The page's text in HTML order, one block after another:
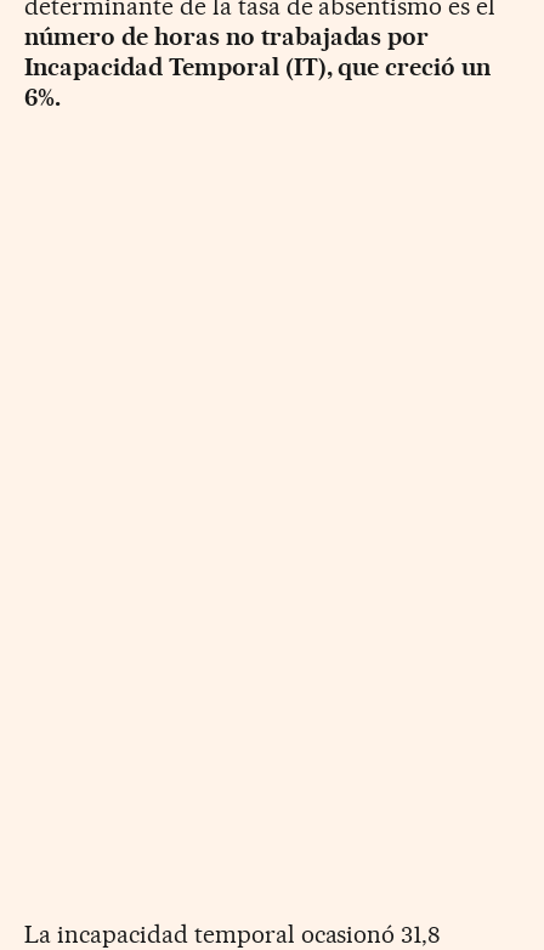
determinante de la tasa de absentismo es el
número de horas no trabajadas por
Incapacidad Temporal (IT), que creció un
6%.
La incapacidad temporal ocasionó 31,8